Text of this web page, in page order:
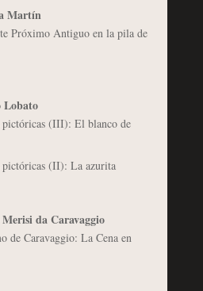
Martín
Próximo Antiguo en la pila de
Lobato
pictóricas (III): El blanco de
pictóricas (II): La azurita
da Caravaggio
de Caravaggio: La Cena en